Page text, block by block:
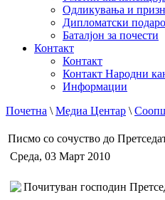
Одликувања и
Дипломатски
Баталјон за почести
Контакт
Контакт
Контакт Народни
Информации
Почетна \Медиа Центар \
Писмо со сочуство до
Среда, 03 Март 2010
Почитуван господин